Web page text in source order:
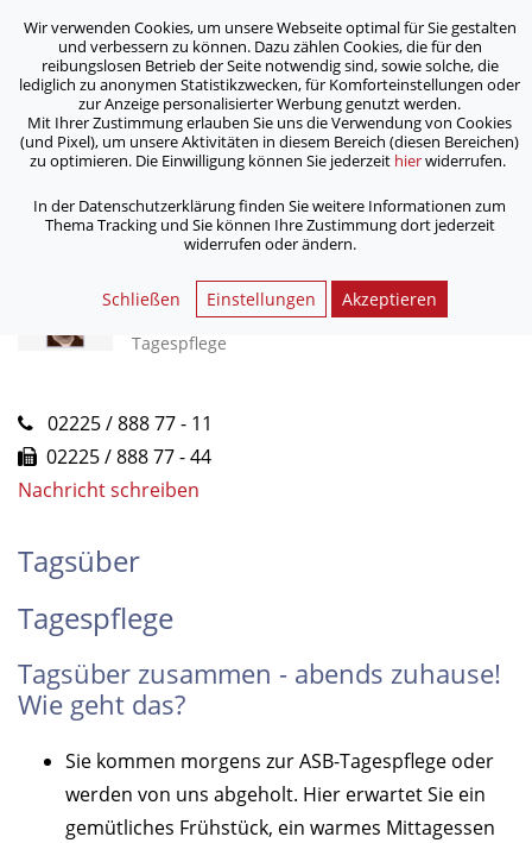
ASB Bonn/Rhein-Sieg/Eifel e.V.
bewegt Menschen
Tagsüber
Home / Dienstleistungen / Tagsüber
David Bohn
Tagespflege
02225 / 888 77 - 11
02225 / 888 77 - 44
Nachricht schreiben
Tagsüber
Tagespflege
Tagsüber zusammen - abends zuhause!
Wie geht das?
Sie kommen morgens zur ASB-Tagespflege oder
werden von uns abgeholt. Hier erwartet Sie ein
gemütliches Frühstück, ein warmes Mittagessen
Wir verwenden Cookies, um unsere Webseite optimal für Sie gestalten
und verbessern zu können. Dazu zählen Cookies, die für den
reibungslosen Betrieb der Seite notwendig sind, sowie solche, die
lediglich zu anonymen Statistikzwecken, für Komforteinstellungen oder
zur Anzeige personalisierter Werbung genutzt werden.
Mit Ihrer Zustimmung erlauben Sie uns die Verwendung von Cookies
(und Pixel), um unsere Aktivitäten in diesem Bereich (diesen Bereichen)
zu optimieren. Die Einwilligung können Sie jederzeit hierwiderrufen.
In der Datenschutzerklärung finden Sie weitere Informationen zum
Thema Tracking und Sie können Ihre Zustimmung dort jederzeit
widerrufen oder ändern.
Schließen Einstellungen Akzeptieren